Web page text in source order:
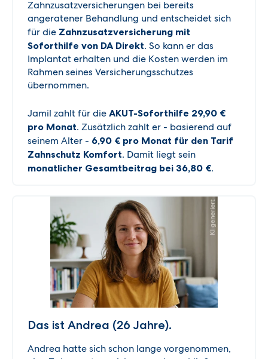
Zahnzusatzversicherungen bei bereits
angeratener Behandlung und entscheidet sich
für die Zahnzusatzversicherung mit
Soforthilfe von DA Direkt. So kann er das
Implantat erhalten und die Kosten werden im
Rahmen seines Versicherungsschutzes
übernommen.
Jamil zahlt für die AKUT-Soforthilfe 29,90 €
pro Monat. Zusätzlich zahlt er - basierend auf
seinem Alter - 6,90 € pro Monat für den Tarif
Zahnschutz Komfort. Damit liegt sein
monatlicher Gesamtbeitrag bei 36,80 €.
Das ist Andrea (26 Jahre).
Andrea hatte sich schon lange vorgenommen,